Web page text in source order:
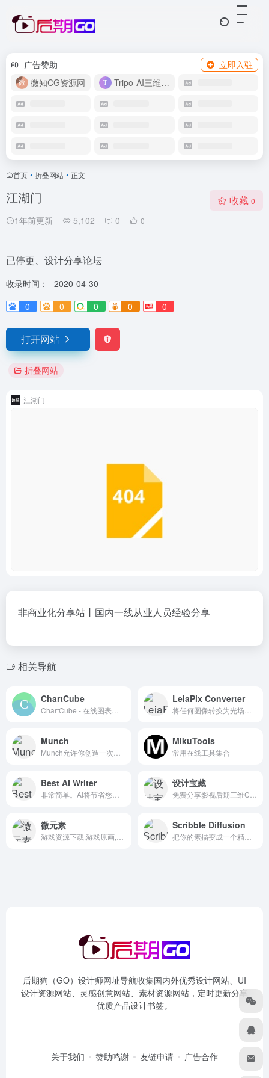
广告赞助
立即入驻
微知CG资源网
Tripo-AI三维模型
首页 • 折叠网站 • 正文
江湖门
1年前更新 5,102 0 0
收藏 0
已停更、设计分享论坛
收录时间：
2020-04-30
0
0 0 0 0
打开网站
折叠网站
江湖门
非商业化分享站丨国内一线从业人员经验分享
相关导航
ChartCube LeiaPix Converter
Munch MikuTools
常用在线工具集合
Best AI Writer 设计宝藏
微元素 Scribble Diffusion
后期狗（GO）设计师网址导航收集国内外优秀设计网站、UI
设计资源网站、灵感创意网站、素材资源网站，定时更新分享
优质产品设计书签。
关于我们 赞助鸣谢 友链申请 广告合作